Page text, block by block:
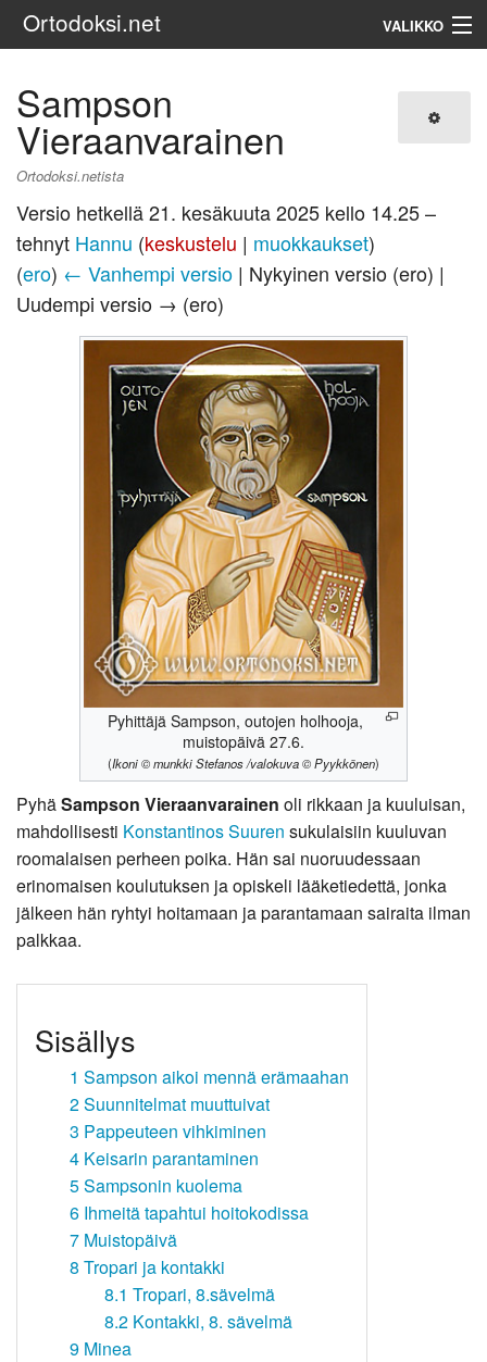
Ortodoksi.net VALIKKO
Haku
Sampson
Vieraanvarainen
Ortodoksi.netista
Versio hetkellä 21. kesäkuuta 2025 kello 14.25 –
tehnyt Hannu (keskustelu | muokkaukset)
(ero) ← Vanhempi versio | Nykyinen versio (ero) |
Uudempi versio → (ero)
Pyhittäjä Sampson, outojen holhooja,
muistopäivä 27.6.
(Ikoni © munkki Stefanos /valokuva © Pyykkönen)
PyhäSampson Vieraanvarainen oli rikkaan ja kuuluisan,
mahdollisesti Konstantinos Suuren sukulaisiin kuuluvan
roomalaisen perheen poika. Hän sai nuoruudessaan
erinomaisen koulutuksen ja opiskeli lääketiedettä, jonka
jälkeen hän ryhtyi hoitamaan ja parantamaan sairaita ilman
palkkaa.
Sisällys
1 Sampson aikoi mennä erämaahan
2Suunnitelmat muuttuivat
3 Pappeuteen vihkiminen
4 Keisarin parantaminen
5Sampsonin kuolema
6 Ihmeitä tapahtui hoitokodissa
7 Muistopäivä
8 Tropari ja kontakki
8.1 Tropari, 8.sävelmä
8.2 Kontakki, 8. sävelmä
9 Minea